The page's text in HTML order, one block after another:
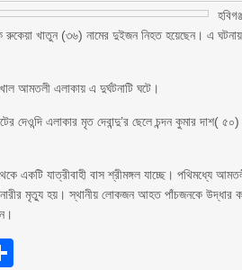
রুকেয়া খাতুন (৩৬) নামের দুইজন নিহত হয়েছেন। এ
আমতলী এলাকায় এ দুর্ঘটনাটি ঘটে।
এলাকার মৃত দেবান্দু’র ছেলে চন্দন কুমার দাশ(
একটি যাত্রীবাহী বাস শ্রীমঙ্গল যাচ্ছে। পথিমধ্যে
মৃত্যু হয়। স্থানীয় লোকজন আহত পাঁচজনকে উদ্ধার